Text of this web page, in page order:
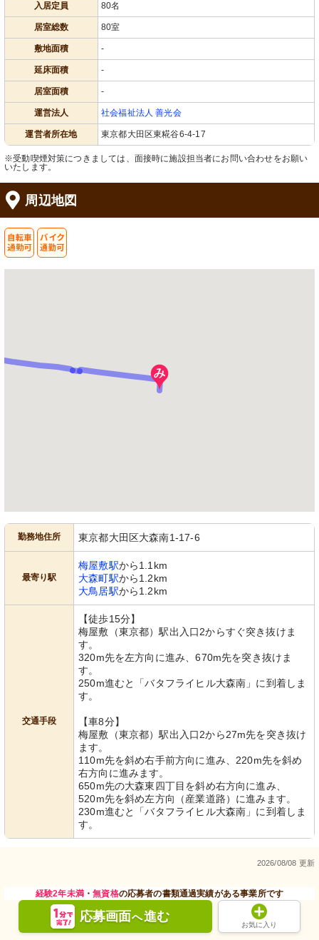
入居定員 80名
居室総数 80室
敷地面積 -
延床面積 -
居室面積 -
運営法人 社会福祉法人 善光会
運営者所在地 東京都大田区東糀谷6-4-17
※受動喫煙対策につきましては、面接時に施設担当者にお問い合わせをお願い
いたします。
周辺地図
勤務地住所 東京都大田区大森南1-17-6
最寄り駅
梅屋敷駅から1.1km
大森町駅から1.2km
大鳥居駅から1.2km
交通手段
【徒歩15分】
梅屋敷（東京都）駅出入口2からすぐ突き抜けま
す。
320m先を左方向に進み、670m先を突き抜けま
す。
250m進むと「バタフライヒル大森南」に到着しま
す。
【車8分】
梅屋敷（東京都）駅出入口2から27m先を突き抜け
ます。
110m先を斜め右手前方向に進み、220m先を斜め
右方向に進みます。
650m先の大森東四丁目を斜め右方向に進み、
520m先を斜め左方向（産業道路）に進みます。
230m進むと「バタフライヒル大森南」に到着しま
す。
2026/08/08 更新
経験2年未満・無資格の応募者の書類通過実績がある事業所です
応募画面へ進む
お気に入り